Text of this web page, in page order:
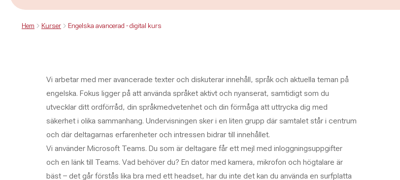
Hem Kurser Engelska avancerad - digital kurs
Vi arbetar med mer avancerade texter och diskuterar innehåll, språk och aktuella teman på
engelska. Fokus ligger på att använda språket aktivt och nyanserat, samtidigt som du
utvecklar ditt ordförråd, din språkmedvetenhet och din förmåga att uttrycka dig med
säkerhet i olika sammanhang. Undervisningen sker i en liten grupp där samtalet står i centrum
och där deltagarnas erfarenheter och intressen bidrar till innehållet.
Vi använder Microsoft Teams. Du som är deltagare får ett mejl med inloggningsuppgifter
och en länk till Teams. Vad behöver du? En dator med kamera, mikrofon och högtalare är
bäst – det går förstås lika bra med ett headset, har du inte det kan du använda en surfplatta